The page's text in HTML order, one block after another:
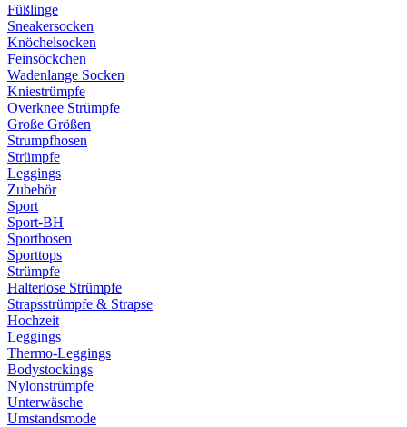
Füßlinge
Sneakersocken
Knöchelsocken
Feinsöckchen
Wadenlange Socken
Kniestrümpfe
Overknee Strümpfe
Große Größen
Strumpfhosen
Strümpfe
Leggings
Zubehör
Sport
Sport-BH
Sporthosen
Sporttops
Strümpfe
Halterlose Strümpfe
Strapsstrümpfe & Strapse
Hochzeit
Leggings
Thermo-Leggings
Bodystockings
Nylonstrümpfe
Unterwäsche
Umstandsmode